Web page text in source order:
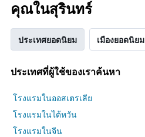
คุณในสุรินทร์
ประเทศยอดนิยม เมืองยอดนิยม
ประเทศที่ผู้ใช้ของเราค้นหา
โรงแรมในออสเตรเลีย
โรงแรมในไต้หวัน
โรงแรมในจีน